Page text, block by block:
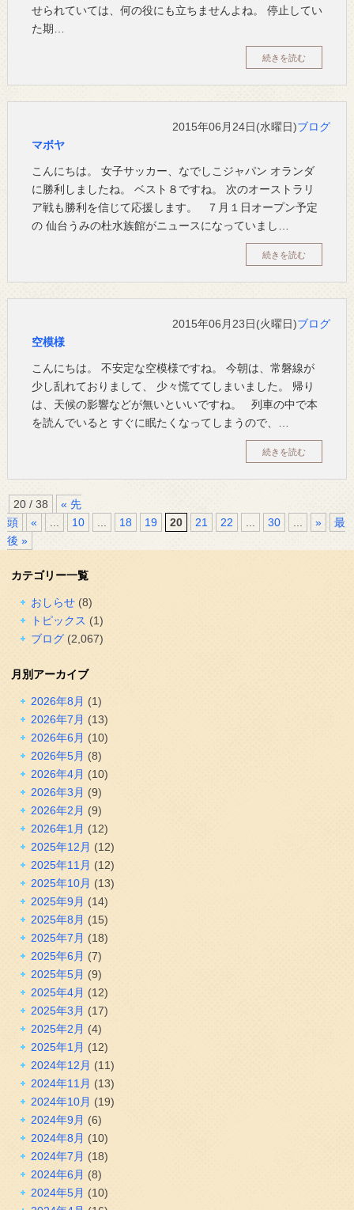
せられていては、何の役にも立ちませんよね。 停止してい
た期…
続きを読む
2015年06月24日(水曜日)ブログ
マボヤ
こんにちは。 女子サッカー、なでしこジャパン オランダ
に勝利しましたね。 ベスト８ですね。 次のオーストラリ
ア戦も勝利を信じて応援します。 ７月１日オープン予定
の 仙台うみの杜水族館がニュースになっていまし…
続きを読む
2015年06月23日(火曜日)ブログ
空模様
こんにちは。 不安定な空模様ですね。 今朝は、常磐線が
少し乱れておりまして、 少々慌ててしまいました。 帰り
は、天候の影響などが無いといいですね。 列車の中で本
を読んでいると すぐに眠たくなってしまうので、…
続きを読む
20 / 38
« 先
頭
« 10 18 19 20 21 22 30 »
最
後 »
カテゴリー一覧
おしらせ(8)
トピックス (1)
ブログ(2,067)
月別アーカイブ
2026年8月 (1)
2026年7月 (13)
2026年6月 (10)
2026年5月 (8)
2026年4月 (10)
2026年3月 (9)
2026年2月 (9)
2026年1月 (12)
2025年12月 (12)
2025年11月 (12)
2025年10月 (13)
2025年9月 (14)
2025年8月 (15)
2025年7月 (18)
2025年6月 (7)
2025年5月 (9)
2025年4月 (12)
2025年3月 (17)
2025年2月 (4)
2025年1月 (12)
2024年12月 (11)
2024年11月 (13)
2024年10月 (19)
2024年9月 (6)
2024年8月 (10)
2024年7月 (18)
2024年6月 (8)
2024年5月 (10)